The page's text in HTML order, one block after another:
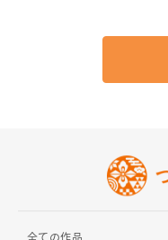
全ての作品